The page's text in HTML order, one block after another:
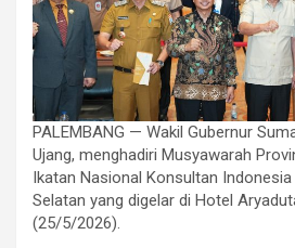
PALEMBANG — Wakil Gubernur
Ujang, menghadiri Musyawarah
Ikatan Nasional Konsultan
Selatan yang digelar di Hotel
(25/5/2026).